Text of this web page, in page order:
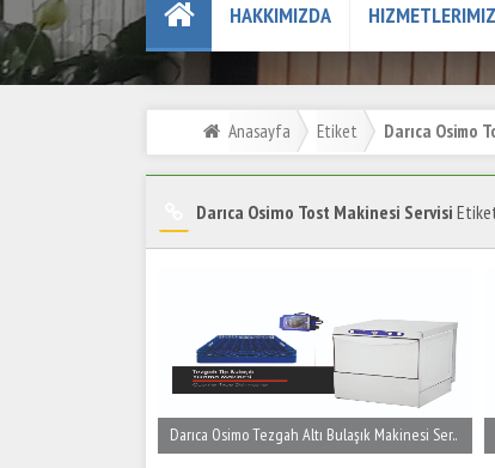
HAKKIMIZDA HIZMETLERIMIZ
Anasayfa Etiket Darıca Osimo
Darıca Osimo Tost Makinesi Servisi
Darıca Osimo Tezgah Altı Bulaşık Makinesi Ser..